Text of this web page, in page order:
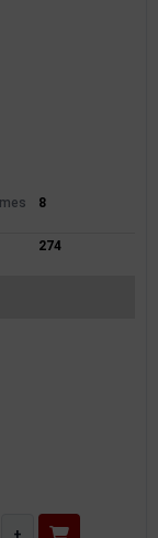
8
274
+